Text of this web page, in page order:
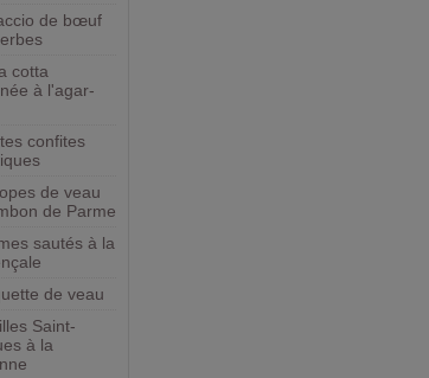
de bœuf
cotta
à l'agar-
confites
de veau
de Parme
sautés à la
de veau
Saint-
à la